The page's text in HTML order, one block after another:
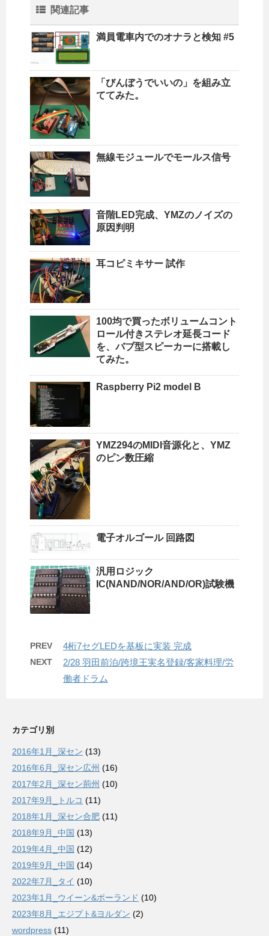
関連記事
満員電車内でのオナラと検知 #5
「びんぼうでいいの」を組み立
ててみた。
無線モジュールでモールス信号
音階LED完成、YMZのノイズの
原因判明
耳コピミキサー 試作
100均で買ったボリュームコント
ロール付きステレオ延長コード
を、バブ型スピーカーに搭載し
てみた。
Raspberry Pi2 model B
YMZ294のMIDI音源化と、YMZ
のピン数圧縮
電子オルゴール 回路図
汎用ロジック
IC(NAND/NOR/AND/OR)試験機
PREV 4桁7セグLEDを基板に実装 完成
NEXT
2/28 羽田前泊/跨境王実名登録/客家料理/労
働者ドラム
カテゴリ別
2016年1月_深セン (13)
2016年6月_深セン広州 (16)
2017年2月_深セン荊州 (10)
2017年9月_トルコ (11)
2018年1月_深セン合肥 (11)
2018年9月_中国 (13)
2019年4月_中国 (12)
2019年9月_中国 (14)
2022年7月_タイ (10)
2023年1月_ウイーン&ポーランド (10)
2023年8月_エジプト&ヨルダン (2)
wordpress (11)